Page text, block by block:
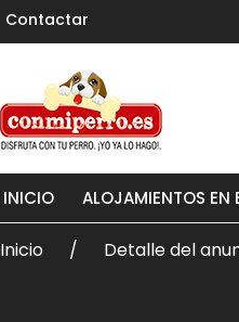
Contactar
INICIO ALOJAMIENTOS EN
Inicio Detalle del